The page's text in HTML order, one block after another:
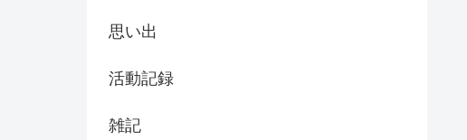
思い出
活動記録
雑記